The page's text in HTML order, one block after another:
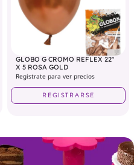
GLOBO G CROMO REFLEX 22"
X 5 ROSA GOLD
Registrate para ver precios
REGISTRARSE